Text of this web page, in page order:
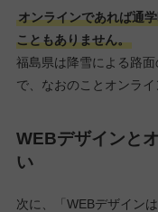
オンラインであれば通
こともありません。
福島県は降雪による路
で、なおのことオンライ
WEBデザインと
い
次に、「WEBデザイン